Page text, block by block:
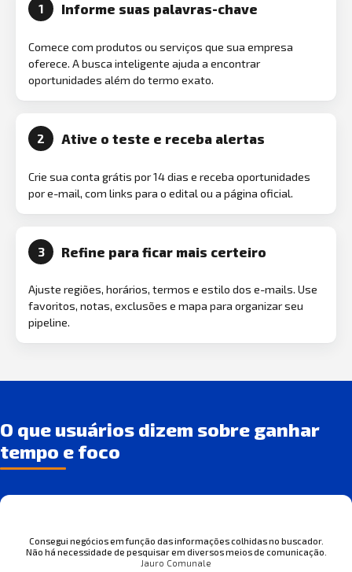
1 Informe suas palavras-chave
Comece com produtos ou serviços que sua empresa
oferece. A busca inteligente ajuda a encontrar
oportunidades além do termo exato.
2 Ative o teste e receba alertas
Crie sua conta grátis por 14 dias e receba oportunidades
por e-mail, com links para o edital ou a página oficial.
3 Refine para ficar mais certeiro
Ajuste regiões, horários, termos e estilo dos e-mails. Use
favoritos, notas, exclusões e mapa para organizar seu
pipeline.
O que usuários dizem sobre ganhar
tempo e foco
Consegui negócios em função das informações colhidas no buscador.
Não há necessidade de pesquisar em diversos meios de comunicação.
Jauro Comunale